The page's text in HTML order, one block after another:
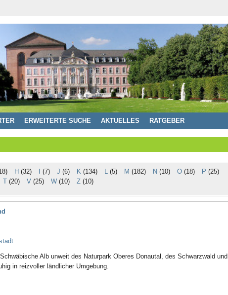
ERWEITERTE SUCHE AKTUELLES RATGEBER
H (32) (7) J (6) K(134) L(5) M (182) N (10) O(18) P (25)
T (20) V (25) W (10) Z (10)
Alb unweit des Naturpark Oberes Donautal, des Schwarzwald und
in reizvoller ländlicher Umgebung.